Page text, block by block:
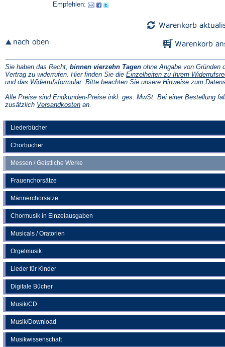
Liederbücher
Chorbücher
Messen / Geistliche Werke
Frauenchorsätze
Männerchorsätze
Chormusik in Einzelausgaben
Musicals / Oratorien
Orgelmusik
Lieder für Kinder
Digitale Bücher
Musik/CD
Musik/Download
Musikwissenschaft
Empfehlen:
Sie haben das Recht, binnen vierzehn Tagen ohne Angabe von Gründen
Vertrag zu widerrufen. Hier finden Sie die Einzelheiten zu Ihrem
und das Widerrufsformular(Öffnet
einem
neuen
. Bitte beachten Sie unsere Hinweise zum
Alle Preise sind Endkunden-Preise inkl. ges. MwSt. Bei einer Bestellung
zusätzlich Versandkosten(Öffnet
an.